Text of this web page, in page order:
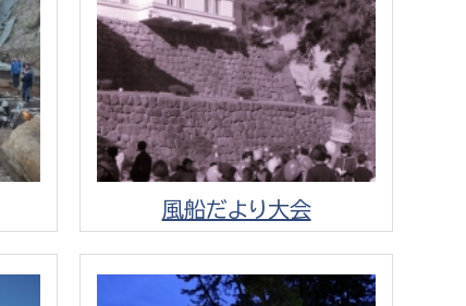
警防第1課
警防第2課
監査事務局
監査事務局
風船だより大会